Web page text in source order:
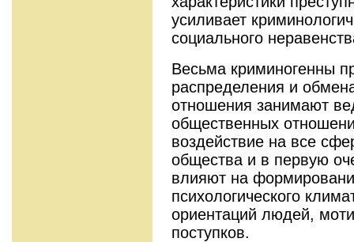
усиливает
социального
Весьма криминогенны
распределения и
отношения занимают
общественных
воздействие на все
общества и в первую
влияют на
психологического
ориентаций людей,
поступков.